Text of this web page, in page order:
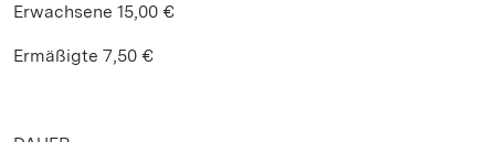
Erwachsene 15,00 €
Ermäßigte 7,50 €